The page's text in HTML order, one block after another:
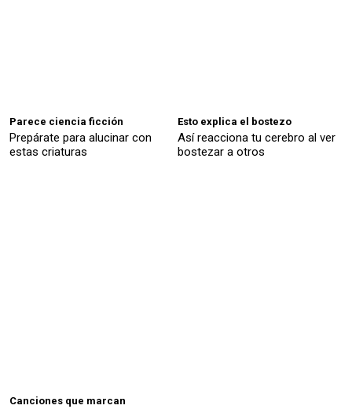
Parece ciencia ficción
Prepárate para alucinar con
estas criaturas
Esto explica el bostezo
Así reacciona tu cerebro al ver
bostezar a otros
Canciones que marcan